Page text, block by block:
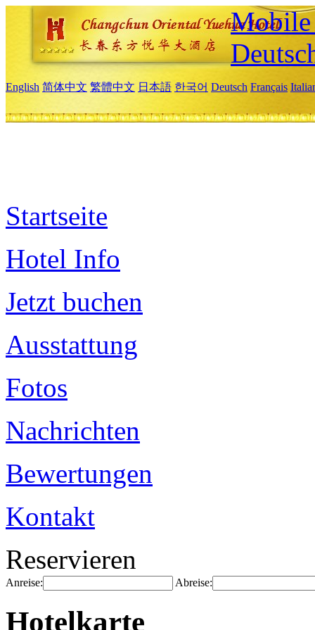
Mobile
English 简体中文 繁體中文 日本語 한국어 Deutsch Français
Startseite
Hotel Info
Jetzt buchen
Ausstattung
Fotos
Nachrichten
Bewertungen
Kontakt
Reservieren
Anreise: Abreise:
Hotelkarte